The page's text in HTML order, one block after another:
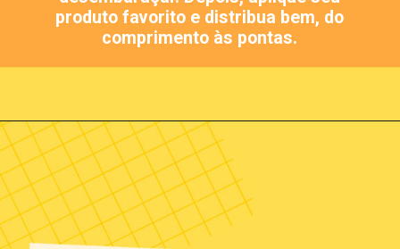
produto favorito e distribua bem, do
comprimento às pontas.